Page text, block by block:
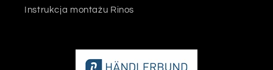
Instrukcja montażu Rinos